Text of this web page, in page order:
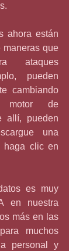
ahora están
maneras que
ataques
pueden
cambiando
de
allí, pueden
una
haga clic en
es muy
en nuestra
más en las
muchos
personal y